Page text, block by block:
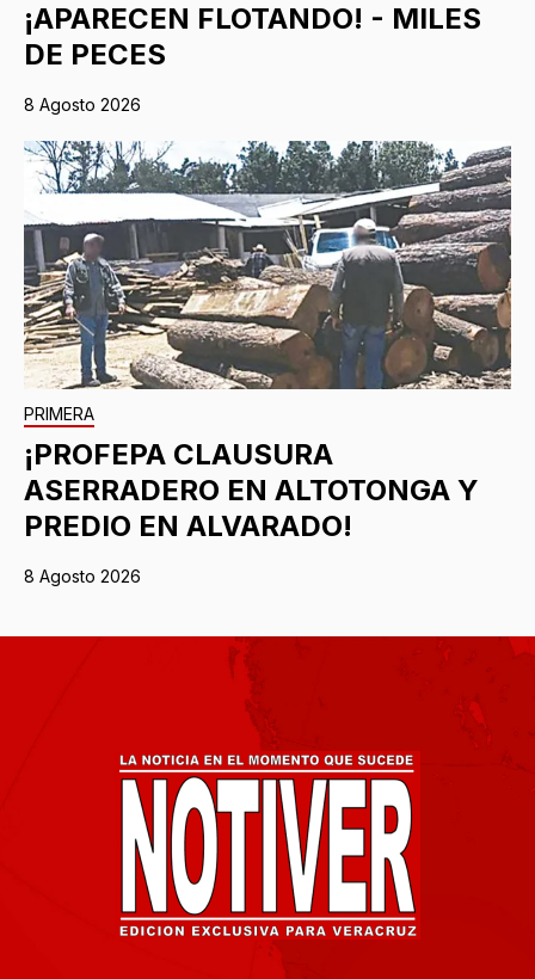
¡APARECEN FLOTANDO! - MILES
DE PECES
8 Agosto 2026
PRIMERA
¡PROFEPA CLAUSURA
ASERRADERO EN ALTOTONGA Y
PREDIO EN ALVARADO!
8 Agosto 2026